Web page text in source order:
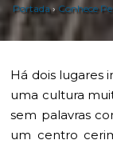
Portada› Conhece
Há dois lugares
uma cultura
sem palavras
um centro